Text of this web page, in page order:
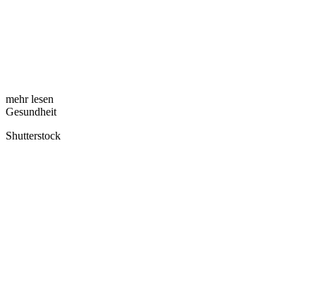
mehr lesen
Gesundheit
Shutterstock